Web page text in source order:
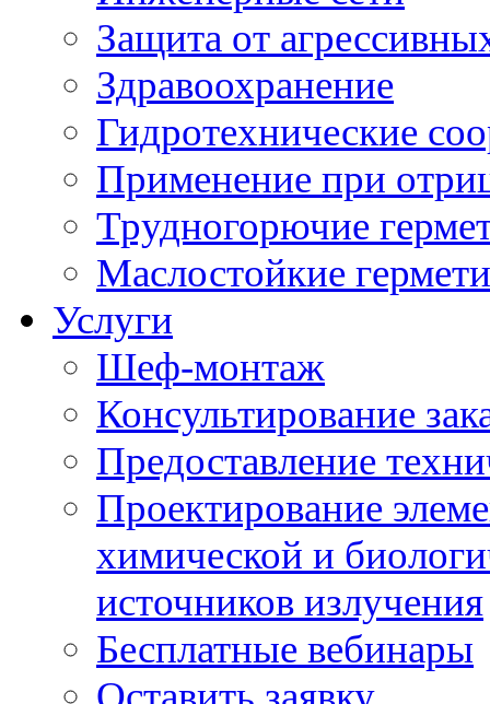
Защита от
Здравоохранение
Гидротехнические
Применение при
Трудногорючие
Маслостойкие
Услуги
Шеф-монтаж
Консультирование
Предоставление
Проектирование
химической и
источников излучения
Бесплатные вебинары